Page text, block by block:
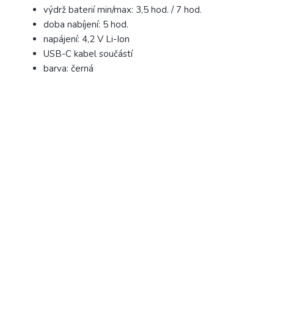
výdrž baterií min/max: 3,5 hod. / 7 hod.
doba nabíjení: 5 hod.
napájení: 4,2 V Li-Ion
USB-C kabel součástí
barva: černá